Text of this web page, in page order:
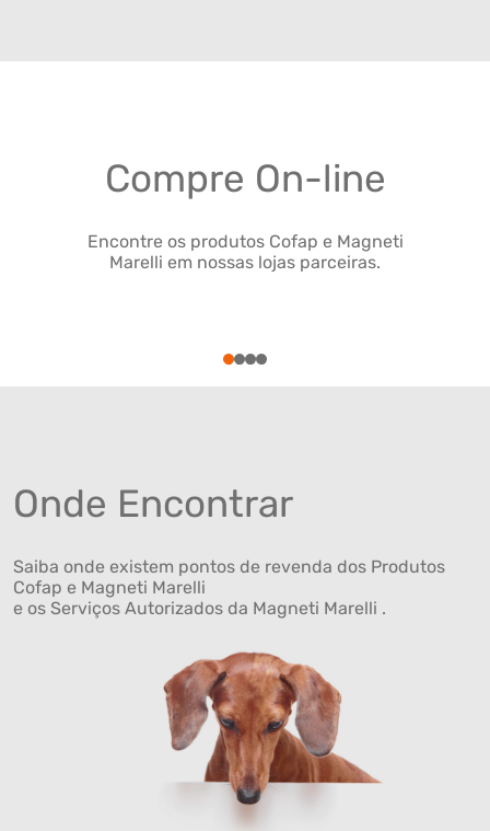
Compre On-line
Encontre os produtos Cofap e Magneti
Marelli em nossas lojas parceiras.
1234
Onde Encontrar
Saiba onde existem pontos de revenda dos Produtos
Cofap e Magneti Marelli
e os Serviços Autorizados da Magneti Marelli .